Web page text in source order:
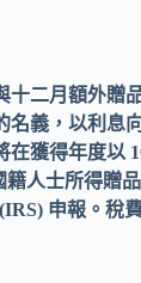
十二月額外贈
名義，以利息
在獲得年度以
人士所得贈
申報。稅